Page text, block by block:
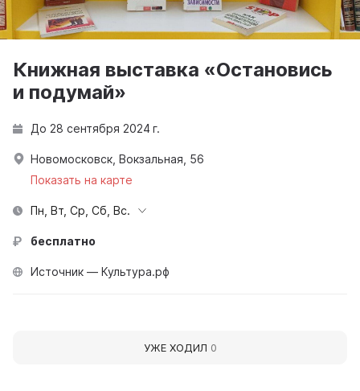
Книжная выставка «Остановись
и подумай»
До 28 сентября 2024 г.
Новомосковск, Вокзальная, 56
Показать на карте
Пн, Вт, Ср, Сб, Вс.
бесплатно
Источник — Культура.рф
УЖЕ ХОДИЛ 0